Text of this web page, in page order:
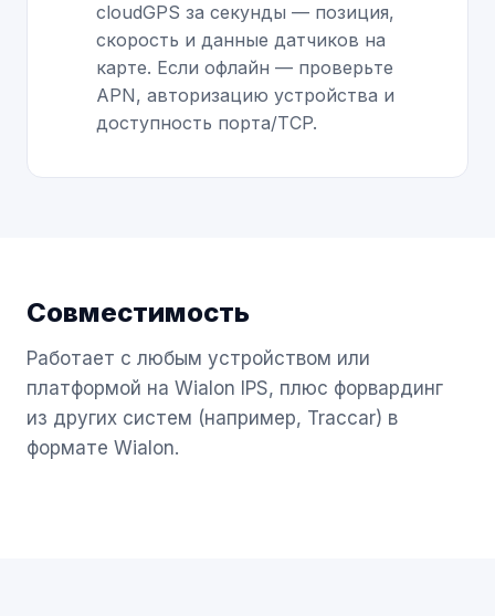
cloudGPS за секунды — позиция,
скорость и данные датчиков на
карте. Если офлайн — проверьте
APN, авторизацию устройства и
доступность порта/TCP.
Совместимость
Работает с любым устройством или
платформой на Wialon IPS, плюс форвардинг
из других систем (например, Traccar) в
формате Wialon.